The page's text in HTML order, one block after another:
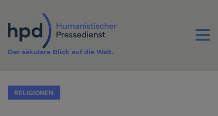
Inhalt
Menu
Der säkulare Blick auf die Welt.
RELIGIONEN